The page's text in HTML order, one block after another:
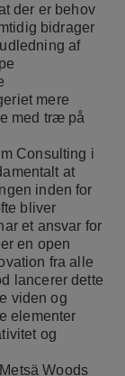
der er behov
bidrager
af
mere
med træ på
Consulting i
at
inden for
bliver
et ansvar for
en open
fra alle
lancerer dette
viden og
elementer
og
Woods